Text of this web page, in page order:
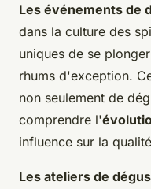
Les événements de
dans la culture des
uniques de se
rhums d'exception.
non seulement de
comprendre l'
influence sur la
Les ateliers de